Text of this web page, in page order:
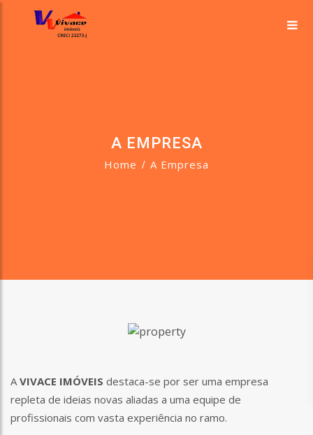
A EMPRESA
Home A Empresa
A VIVACE IMÓVEIS destaca-se por ser uma empresa
repleta de ideias novas aliadas a uma equipe de
profissionais com vasta experiência no ramo.